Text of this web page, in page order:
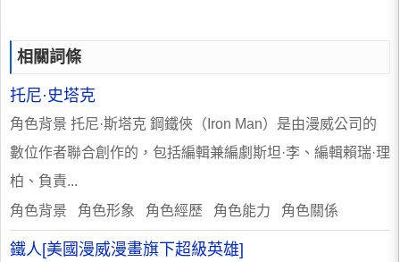
相關詞條
托尼·史塔克
角色背景 托尼·斯塔克 鋼鐵俠（Iron Man）是由漫威公司的
數位作者聯合創作的，包括編輯兼編劇斯坦·李、編輯賴瑞·理
柏、負責...
角色背景 角色形象 角色經歷 角色能力 角色關係
鐵人[美國漫威漫畫旗下超級英雄]